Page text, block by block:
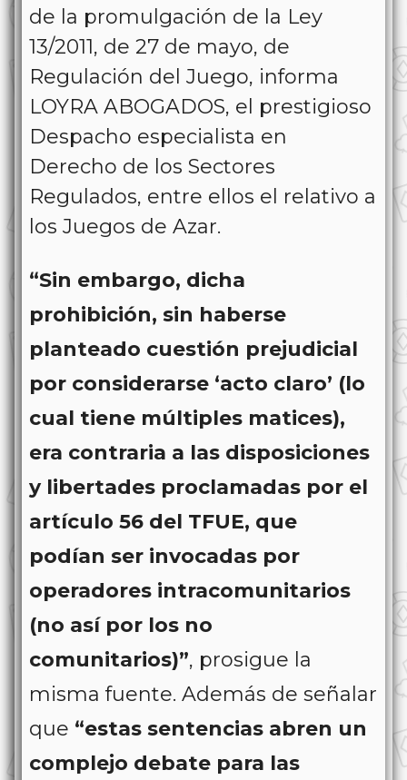
de la promulgación de la Ley
13/2011, de 27 de mayo, de
Regulación del Juego, informa
LOYRA ABOGADOS, el prestigioso
Despacho especialista en
Derecho de los Sectores
Regulados, entre ellos el relativo a
los Juegos de Azar.
“Sin embargo, dicha
prohibición, sin haberse
planteado cuestión prejudicial
por considerarse ‘acto claro’ (lo
cual tiene múltiples matices),
era contraria a las disposiciones
y libertades proclamadas por el
artículo 56 del TFUE, que
podían ser invocadas por
operadores intracomunitarios
(no así por los no
comunitarios)”, prosigue la
misma fuente. Además de señalar
que “estas sentencias abren un
complejo debate para las